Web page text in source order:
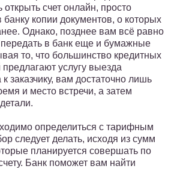
открыть счет онлайн, просто
банку копии документов, о которых
Однако, позднее вам всё равно
передать в банк еще и бумажные
то, что большинство кредитных
предлагают услугу выезда
заказчику, вам достаточно лишь
и место встречи, а затем
определиться с тарифным
следует делать, исходя из сумм
планируется совершать по
Банк поможет вам найти